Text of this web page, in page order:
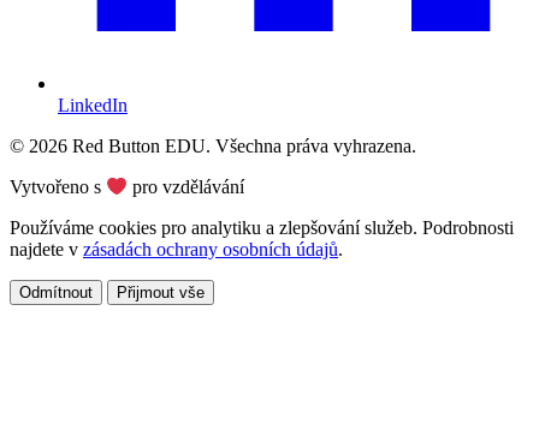
LinkedIn
© 2026 Red Button EDU. Všechna práva vyhrazena.
Vytvořeno s
pro vzdělávání
Používáme cookies pro analytiku a zlepšování služeb. Podrobnosti
najdete v zásadách ochrany osobních údajů.
Odmítnout Přijmout vše